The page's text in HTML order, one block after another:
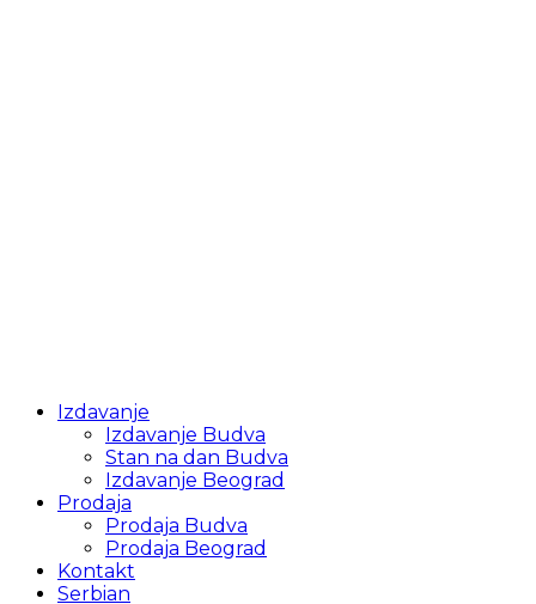
Izdavanje
Izdavanje Budva
Stan na dan Budva
Izdavanje Beograd
Prodaja
Prodaja Budva
Prodaja Beograd
Kontakt
Serbian